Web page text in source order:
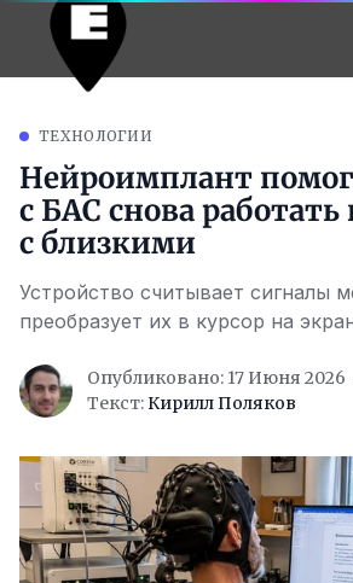
ТЕХНОЛОГИИ
Нейроимплант
с БАС снова
с близкими
Устройство считывает сигналы
преобразует их в курсор на
Опубликовано: 17 Июня 2026
Текст: Кирилл Поляков